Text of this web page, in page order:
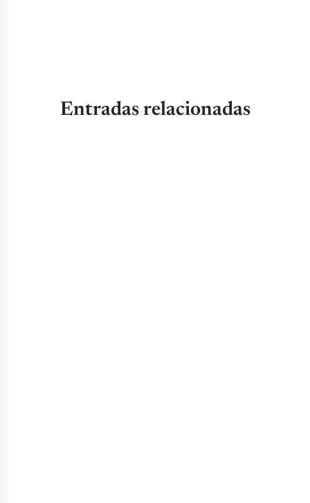
Entradas relacionadas